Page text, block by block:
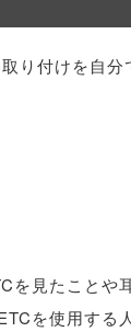
を見たことや
を使用する